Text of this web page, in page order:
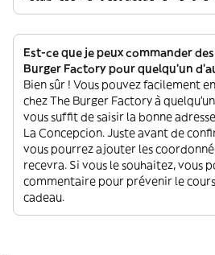
Est-ce que je peux commander
Burger Factory pour quelqu'un
Bien sûr ! Vous pouvez facilement
chez The Burger Factory à
vous suffit de saisir la bonne
La Concepcion. Juste avant de
vous pourrez ajouter les
recevra. Si vous le souhaitez, vous
commentaire pour prévenir le
cadeau.